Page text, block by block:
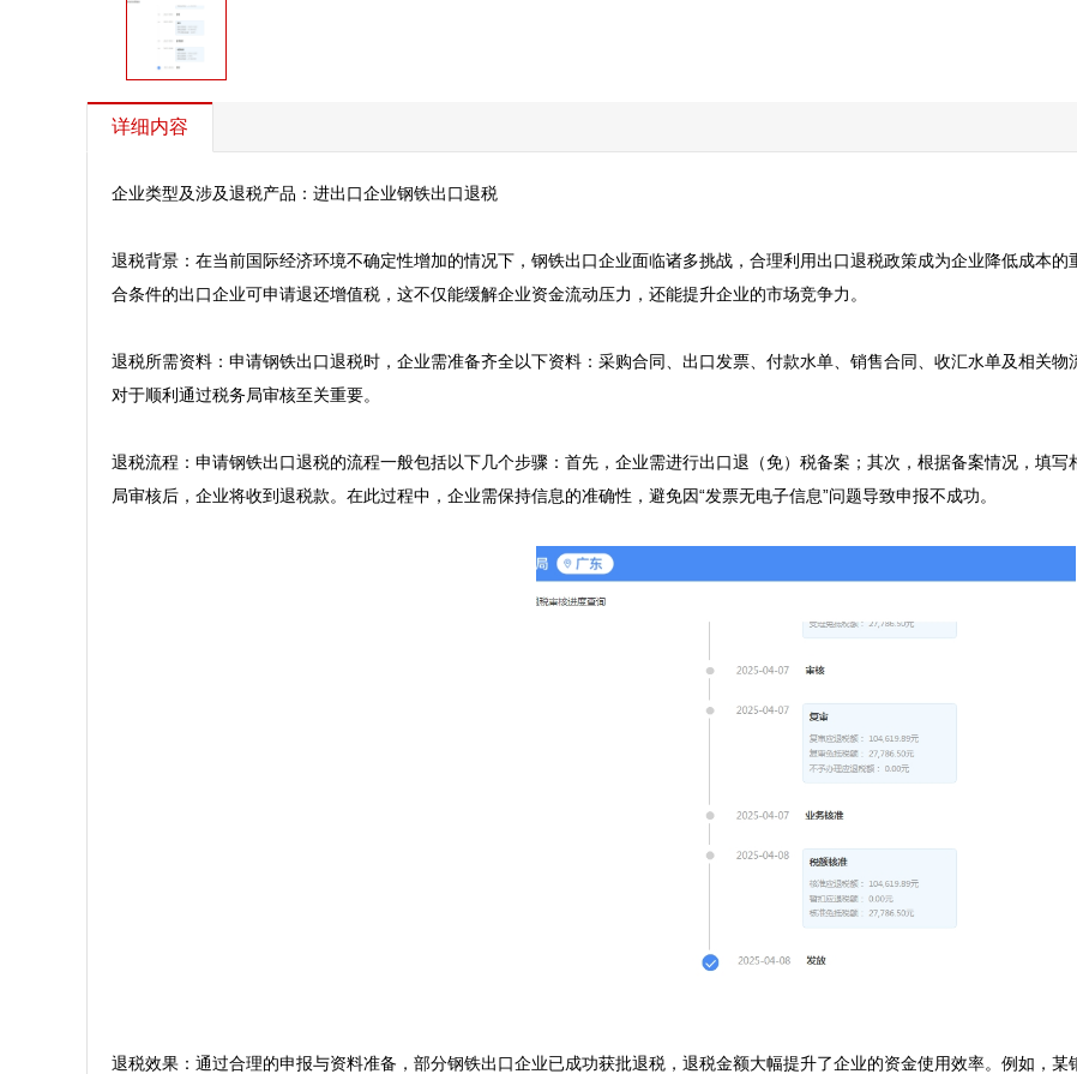
详细内容
企业类型及涉及退税产品：进出口企业钢铁出口退税
退税背景：在当前国际经济环境不确定性增加的情况下，钢铁出口企业面临诸多挑战，合理利用出口退税政策成为企业降低成本
合条件的出口企业可申请退还增值税，这不仅能缓解企业资金流动压力，还能提升企业的市场竞争力。
退税所需资料：申请钢铁出口退税时，企业需准备齐全以下资料：采购合同、出口发票、付款水单、销售合同、收汇水单及相关
对于顺利通过税务局审核至关重要。
退税流程：申请钢铁出口退税的流程一般包括以下几个步骤：首先，企业需进行出口退（免）税备案；其次，根据备案情况，填
局审核后，企业将收到退税款。在此过程中，企业需保持信息的准确性，避免因“发票无电子信息”问题导致申报不成功。
退税效果：通过合理的申报与资料准备，部分钢铁出口企业已成功获批退税，退税金额大幅提升了企业的资金使用效率。例如，